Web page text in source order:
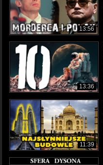
13:56
13:36
11:39